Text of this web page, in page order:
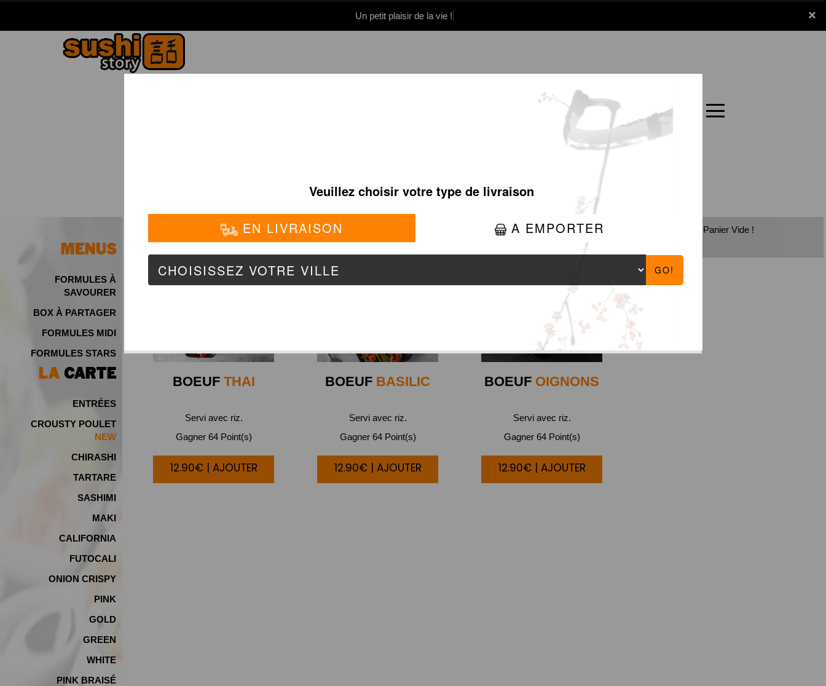
×
Un petit plaisir de la vie !
Panier Carte
x
MENUS
FORMULES À
SAVOURER
BOX À PARTAGER
FORMULES MIDI
FORMULES STARS
LA CARTE
ENTRÉES
CROUSTY POULET
NEW
CHIRASHI
TARTARE
SASHIMI
MAKI
CALIFORNIA
FUTOCALI
ONION CRISPY
PINK
GOLD
GREEN
WHITE
PINK BRAISÉ
PLATS BOEUF EN SAUCE
BOEUFTHAI
Servi avec riz.
Gagner 64 Point(s)
12.90€ | AJOUTER
BOEUF BASILIC
Servi avec riz.
Gagner 64 Point(s)
12.90€ | AJOUTER
BOEUF OIGNONS
Servi avec riz.
Gagner 64 Point(s)
12.90€ | AJOUTER
Panier Vide !